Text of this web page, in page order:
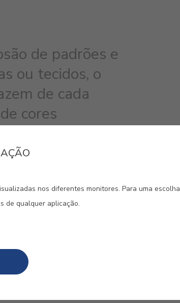
de padrões e
ou tecidos, o
de cada
cores
a sua casa.
PALANCA
CASTANHO
nos diferentes monitores. Para uma escolha
de qualquer aplicação.